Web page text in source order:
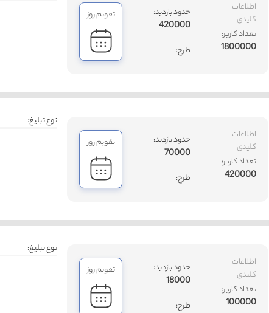
اطلاعات
کلیدی
تعداد کاربر:
1800000
حدود بازدید:
420000
طرح:
تقویم روز
نوع تبلیغ:
اطلاعات
کلیدی
تعداد کاربر:
420000
حدود بازدید:
70000
طرح:
تقویم روز
نوع تبلیغ:
اطلاعات
کلیدی
تعداد کاربر:
100000
حدود بازدید:
18000
طرح:
تقویم روز